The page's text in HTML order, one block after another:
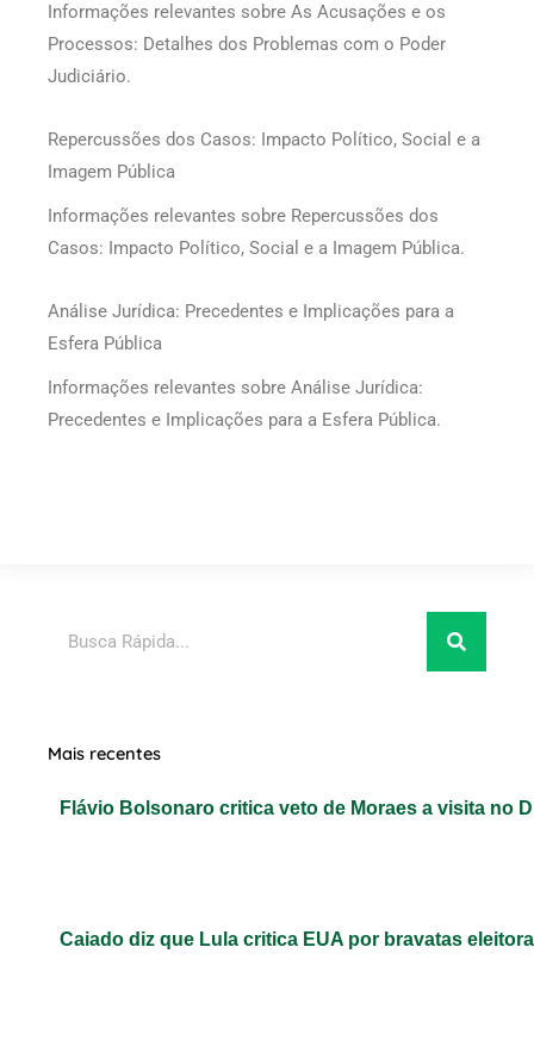
Informações relevantes sobre As Acusações e os
Processos: Detalhes dos Problemas com o Poder
Judiciário.
Repercussões dos Casos: Impacto Político, Social e a
Imagem Pública
Informações relevantes sobre Repercussões dos
Casos: Impacto Político, Social e a Imagem Pública.
Análise Jurídica: Precedentes e Implicações para a
Esfera Pública
Informações relevantes sobre Análise Jurídica:
Precedentes e Implicações para a Esfera Pública.
Mais recentes
Flávio Bolsonaro critica veto de Moraes a visita no
Caiado diz que Lula critica EUA por bravatas